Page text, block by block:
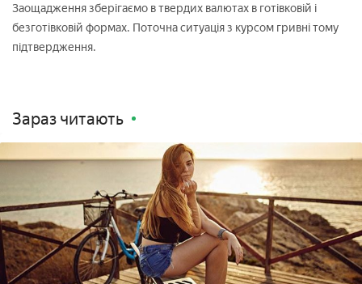
Заощадження зберігаємо в твердих валютах в готівковій і
безготівковій формах. Поточна ситуація з курсом гривні тому
підтвердження.
Зараз читають